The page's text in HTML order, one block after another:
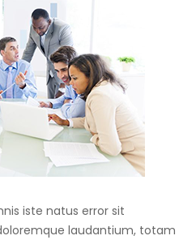
iste natus error sit
laudantium, totam